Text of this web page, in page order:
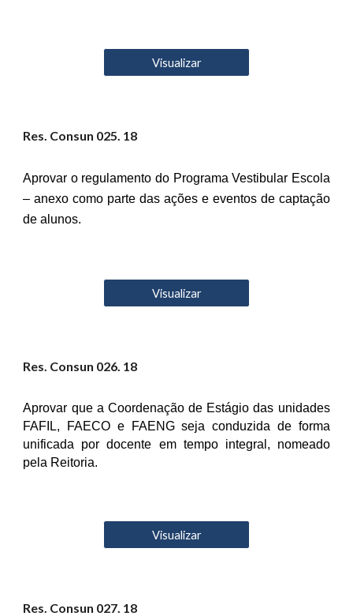
Visualizar
Res. Consun 025. 18
Aprovar o regulamento do Programa Vestibular Escola
– anexo como parte das ações e eventos de captação
de alunos.
Visualizar
Res. Consun 026. 18
Aprovar que a Coordenação de Estágio das unidades
FAFIL, FAECO e FAENG seja conduzida de forma
unificada por docente em tempo integral, nomeado
pela Reitoria.
Visualizar
Res. Consun 027. 18